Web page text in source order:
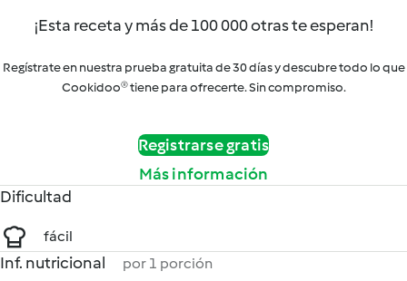
¡Esta receta y más de 100 000 otras te esperan!
Regístrate en nuestra prueba gratuita de 30 días y descubre todo lo que
Cookidoo® tiene para ofrecerte. Sin compromiso.
Registrarse gratis
Más información
Dificultad
fácil
Inf. nutricional por 1 porción